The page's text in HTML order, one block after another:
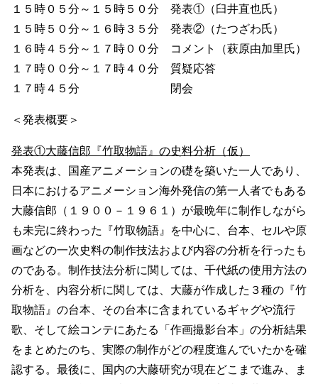
１５時０５分～１５時５０分 発表①（臼井直也氏）
１５時５０分～１６時３５分 発表②（たつざわ氏）
１６時４５分～１７時００分 コメント（萩原由加里氏）
１７時００分～１７時４０分 質疑応答
１７時４５分 閉会
＜発表概要＞
発表①大藤信郎『竹取物語』の史料分析（仮）
本発表は、国産アニメーションの礎を築いた一人であり、
日本におけるアニメーション海外発信の第一人者でもある
大藤信郎（１９００－１９６１）が最晩年に制作しながら
も未完に終わった『竹取物語』を中心に、台本、セルや原
画などの一次史料の制作技法および内容の分析を行ったも
のである。制作技法分析に関しては、千代紙の使用方法の
分析を、内容分析に関しては、大藤が作成した３種の『竹
取物語』の台本、その台本に含まれているギャグや流行
歌、そして絵コンテにあたる「作画撮影台本」の分析結果
をまとめたのち、実際の制作がどの程度進んでいたかを確
認する。最後に、国内の大藤研究が現在どこまで進み、ま